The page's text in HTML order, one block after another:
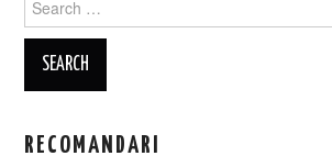
for:
RECOMANDARI